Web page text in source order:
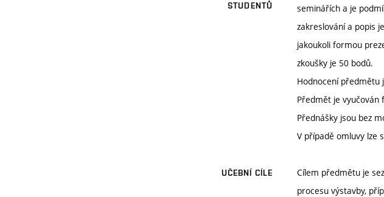
STUDENTŮ
seminářích a je
zakreslování a popis
jakoukoli formou
zkoušky je 50 bodů.
Hodnocení předmětu
Předmět je vyučován
Přednášky jsou bez
V případě omluvy lze
UČEBNÍ CÍLE
Cílem předmětu je
procesu výstavby,